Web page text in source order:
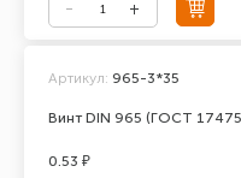
Винт DIN 965 (ГОСТ
Артикул: 965-3*35
0.53 ₽